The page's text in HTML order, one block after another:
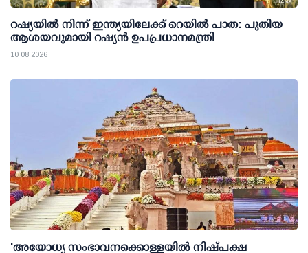
റഷ്യയില്‍ നിന്ന് ഇന്ത്യയിലേക്ക് റെയില്‍ പാത: പുതിയ
ആശയവുമായി റഷ്യന്‍ ഉപപ്രധാനമന്ത്രി
10 08 2026
'അയോധ്യ സംഭാവനക്കൊള്ളയില്‍ നിഷ്പക്ഷ